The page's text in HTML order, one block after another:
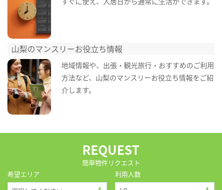
山梨のマンスリーお役立ち情報
地域情報や、出張・観光旅行・おすすめのご利用
方法など、山梨のマンスリーお役立ち情報をご紹
介します。
REQUEST
簡単物件リクエスト
希望エリア
利用人数